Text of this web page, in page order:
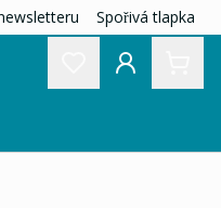
Spořivá tlapka